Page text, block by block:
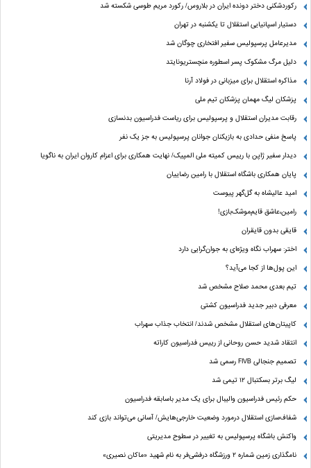
رکوردشکنی دختر دونده ایران در بلاروس/ رکورد مریم طوسی شکسته شد
دستیار اسپانیایی استقلال تا یکشنبه در تهران
مدیرعامل پرسپولیس سفیر افتخاری چوگان شد
دلیل مرگ مشکوک پسر اسطوره منچستریونایتد
مذاکره استقلال برای میزبانی در فولاد آرنا
پزشکان لیگ مهمان پزشکان تیم ملی
رقابت مدیران استقلال و پرسپولیس برای ریاست فدراسیون بدنسازی
پاسخ منفی حدادی به بازیکنان جوانان پرسپولیس به جز یک نفر
دیدار سفیر ژاپن با رییس کمیته ملی المپیک/ نهایت همکاری برای اعزام کاروان ایران به ناگویا
پایان همکاری باشگاه استقلال با رامین رضاییان
امید عالیشاه به گل‌گهر پیوست
رامین،عاشق قایم‌موشک‌بازی!
قایقی بدون قایقران
اختر: سهراب نگاه ویژه‌ای به جوان‌گرایی دارد
این پول‌ها از کجا می‌آید؟
تیم بعدی محمد صلاح مشخص شد
معرفی دبیر جدید فدراسیون کشتی
کاپیتان‌های استقلال مشخص شدند/ انتخاب جذاب سهراب
انتقاد شدید حسن روحانی از رییس فدراسیون کاراته
تصمیم جنجالی FIVB رسمی شد
لیگ برتر بسکتبال ۱۲ تیمی شد
حکم رئیس فدراسیون والیبال برای یک مدیر باسابقه فدراسیون
شفاف‌سازی استقلال درمورد وضعیت خارجی‌هایش/ آسانی می‌تواند بازی کند
واکنش باشگاه پرسپولیس به تغییر در سطوح مدیریتی
نامگذاری زمین شماره ۲ ورزشگاه درفشی‌فر به نام شهید «ماکان نصیری»